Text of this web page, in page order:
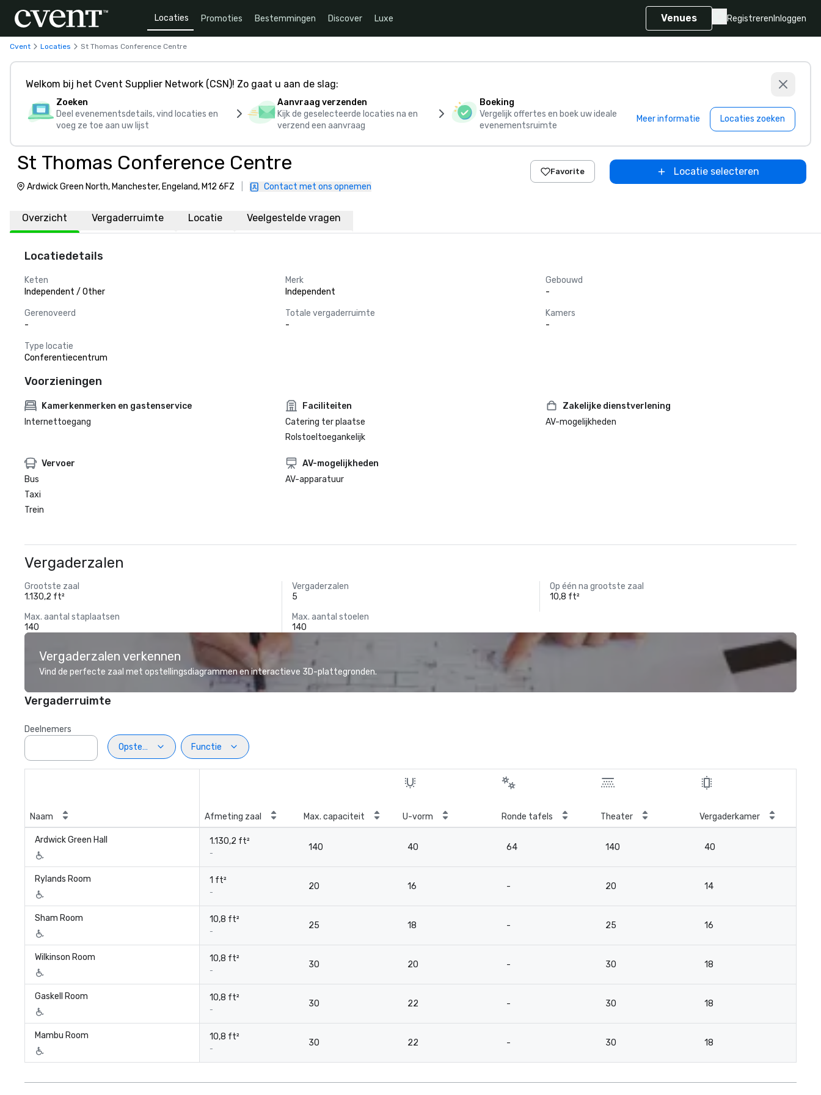
Locaties Promoties Bestemmingen Discover Luxe Venues Registreren Inloggen
Cvent Locaties St Thomas Conference Centre
Welkom bij het Cvent Supplier Network (CSN)! Zo gaat u aan de slag:
Zoeken
Deel evenementsdetails, vind locaties en
voeg ze toe aan uw lijst
Aanvraag verzenden
Kijk de geselecteerde locaties na en
verzend een aanvraag
Boeking
Vergelijk offertes en boek uw ideale
evenementsruimte
Meer informatie Locaties zoeken
St Thomas Conference Centre
Ardwick Green North, Manchester, Engeland, M12 6FZ Contact met ons opnemen
Favorite Locatie selecteren
Overzicht Vergaderruimte Locatie Veelgestelde vragen
Locatiedetails
Keten
Independent / Other
Merk
Independent
Gebouwd
-
Gerenoveerd
-
Totale vergaderruimte
-
Kamers
-
Type locatie
Conferentiecentrum
Voorzieningen
Kamerkenmerken en gastenservice
Internettoegang
Faciliteiten
Catering ter plaatse
Rolstoeltoegankelijk
Zakelijke dienstverlening
AV-mogelijkheden
Vervoer
Bus
Taxi
Trein
AV-mogelijkheden
AV-apparatuur
Vergaderzalen
Grootste zaal
1.130,2 ft²
Vergaderzalen
5
Op één na grootste zaal
10,8 ft²
Max. aantal staplaatsen
140
Max. aantal stoelen
140
Vergaderzalen verkennen
Vind de perfecte zaal met opstellingsdiagrammen en interactieve 3D-plattegronden.
Vergaderruimte
Deelnemers
Opstelling
Functie
Naam Afmeting zaal Max. capaciteit U-vorm Ronde tafels Theater Vergaderkamer
Ardwick Green Hall 1.130,2 ft²
-
140 40 64 140 40
Rylands Room 1 ft²
-
20 16 - 20 14
Sham Room 10,8 ft²
-
25 18 - 25 16
Wilkinson Room 10,8 ft²
-
30 20 - 30 18
Gaskell Room 10,8 ft²
-
30 22 - 30 18
Mambu Room 10,8 ft²
-
30 22 - 30 18